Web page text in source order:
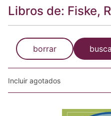
Libros de: Fiske,
borrar
Incluir agotados